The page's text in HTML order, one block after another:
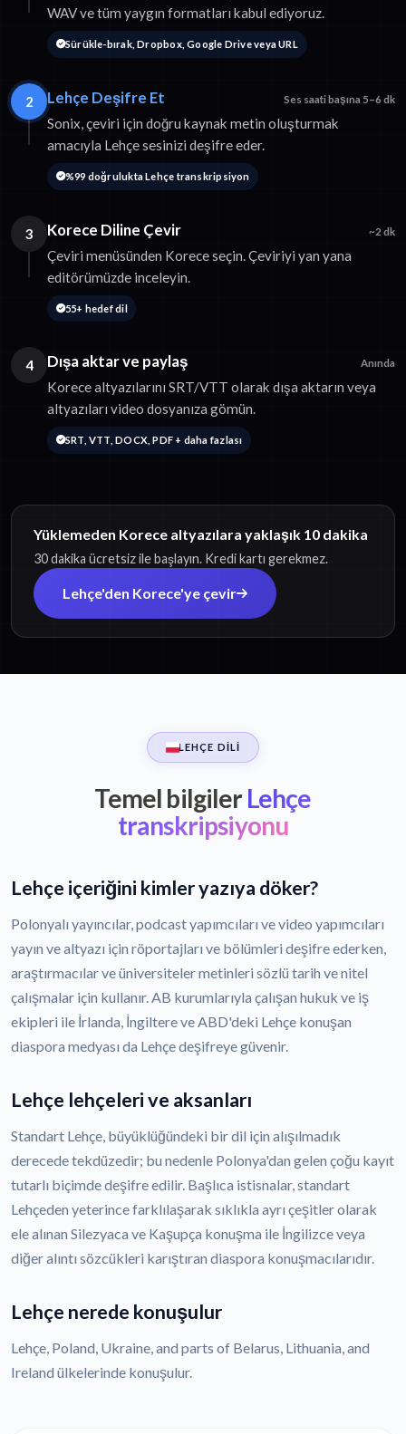
WAV ve tüm yaygın formatları kabul ediyoruz.
Sürükle-bırak, Dropbox, Google Drive veya URL
2 Lehçe Deşifre Et Ses saati başına 5–6 dk
Sonix, çeviri için doğru kaynak metin oluşturmak
amacıyla Lehçe sesinizi deşifre eder.
%99 doğrulukta Lehçe transkripsiyon
3 Korece Diline Çevir ~2 dk
Çeviri menüsünden Korece seçin. Çeviriyi yan yana
editörümüzde inceleyin.
55+ hedef dil
4 Dışa aktar ve paylaş Anında
Korece altyazılarını SRT/VTT olarak dışa aktarın veya
altyazıları video dosyanıza gömün.
SRT, VTT, DOCX, PDF + daha fazlası
Yüklemeden Korece altyazılara yaklaşık 10 dakika
30 dakika ücretsiz ile başlayın. Kredi kartı gerekmez.
Lehçe'den Korece'ye çevir
LEHÇE DILI
Temel bilgilerLehçe
transkripsiyonu
Lehçe içeriğini kimler yazıya döker?
Polonyalı yayıncılar, podcast yapımcıları ve video yapımcıları
yayın ve altyazı için röportajları ve bölümleri deşifre ederken,
araştırmacılar ve üniversiteler metinleri sözlü tarih ve nitel
çalışmalar için kullanır. AB kurumlarıyla çalışan hukuk ve iş
ekipleri ile İrlanda, İngiltere ve ABD'deki Lehçe konuşan
diaspora medyası da Lehçe deşifreye güvenir.
Lehçe lehçeleri ve aksanları
Standart Lehçe, büyüklüğündeki bir dil için alışılmadık
derecede tekdüzedir; bu nedenle Polonya'dan gelen çoğu kayıt
tutarlı biçimde deşifre edilir. Başlıca istisnalar, standart
Lehçeden yeterince farklılaşarak sıklıkla ayrı çeşitler olarak
ele alınan Silezyaca ve Kaşupça konuşma ile İngilizce veya
diğer alıntı sözcükleri karıştıran diaspora konuşmacılarıdır.
Lehçe nerede konuşulur
Lehçe, Poland, Ukraine, and parts of Belarus, Lithuania, and
Ireland ülkelerinde konuşulur.